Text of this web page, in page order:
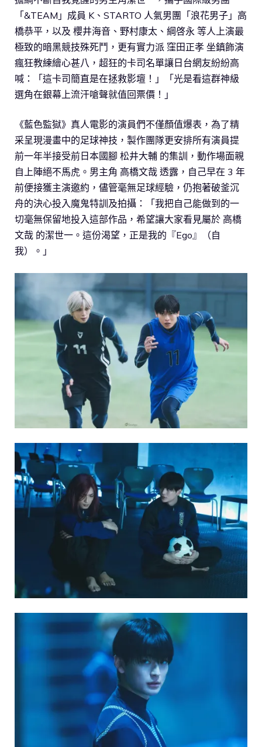
「&TEAM」成員 K、STARTO 人氣男團「浪花男子」高
橋恭平，以及 櫻井海音、野村康太、綱啓永 等人上演最
極致的暗黑競技殊死鬥，更有實力派 窪田正孝 坐鎮飾演
瘋狂教練繪心甚八，超狂的卡司名單讓日台網友紛紛高
喊：「這卡司簡直是在拯救影壇！」「光是看這群神級
選角在銀幕上流汗嗆聲就值回票價！」
《藍色監獄》真人電影的演員們不僅顏值爆表，為了精
采呈現漫畫中的足球神技，製作團隊更安排所有演員提
前一年半接受前日本國腳 松井大輔 的集訓，動作場面親
自上陣絕不馬虎。男主角 高橋文哉 透露，自己早在 3 年
前便接獲主演邀約，儘管毫無足球經驗，仍抱著破釜沉
舟的決心投入魔鬼特訓及拍攝：「我把自己能做到的一
切毫無保留地投入這部作品，希望讓大家看見屬於 高橋
文哉 的潔世一。這份渴望，正是我的『Ego』（自
我）。」